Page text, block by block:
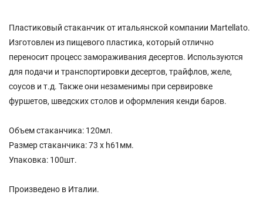
Пластиковый стаканчик от итальянской компании Martellato.
Изготовлен из пищевого пластика, который отлично
переносит процесс замораживания десертов. Используются
для подачи и транспортировки десертов, трайфлов, желе,
соусов и т.д. Также они незаменимы при сервировке
фуршетов, шведских столов и оформления кенди баров.
Объем стаканчика: 120мл.
Размер стаканчика: 73 х h61мм.
Упаковка: 100шт.
Произведено в Италии.